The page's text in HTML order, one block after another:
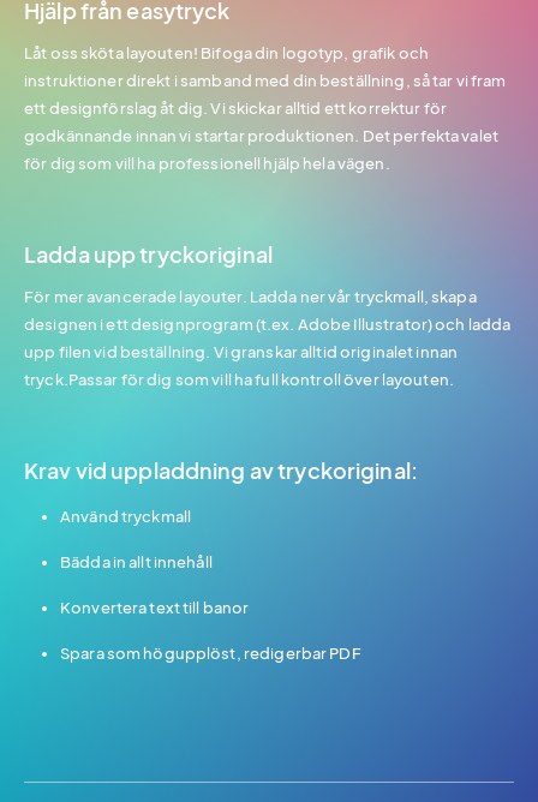
Hjälp från easytryck
Låt oss sköta layouten! Bifoga din logotyp, grafik och
instruktioner direkt i samband med din beställning, så tar vi fram
ett designförslag åt dig. Vi skickar alltid ett korrektur för
godkännande innan vi startar produktionen. Det perfekta valet
för dig som vill ha professionell hjälp hela vägen.
Ladda upp tryckoriginal
För mer avancerade layouter. Ladda ner vår tryckmall, skapa
designen i ett designprogram (t.ex. Adobe Illustrator) och ladda
upp filen vid beställning. Vi granskar alltid originalet innan
tryck.Passar för dig som vill ha full kontroll över layouten.
Krav vid uppladdning av tryckoriginal:
Använd tryckmall
Bädda in allt innehåll
Konvertera text till banor
Spara som högupplöst, redigerbar PDF